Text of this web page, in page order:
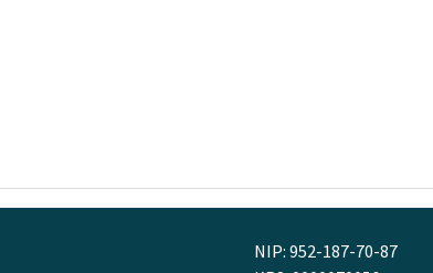
NIP: 952-187-70-87